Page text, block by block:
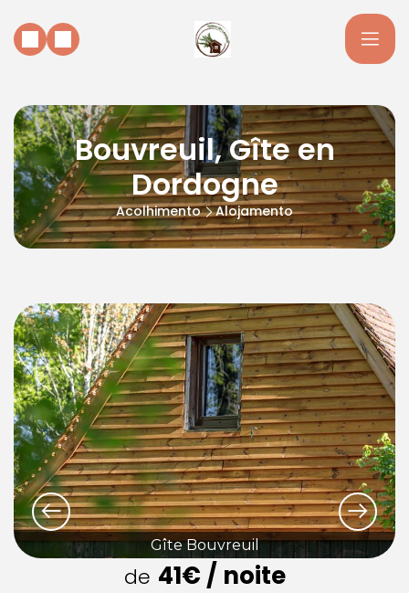
Bouvreuil, Gîte en
Dordogne
Acolhimento Alojamento
Gîte Bouvreuil
de 41€ / noite